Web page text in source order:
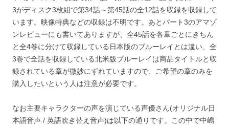
3がディスク3枚組で第34話～第45話の全12話を収録を収録して
います。映像特典などの収録は不明です。あとパート3のアマゾ
ンレビューにも書いてありますが、全45話を各章ごとにきちん
と全4巻に分けて収録している日本版のブルーレイとは違い、全
3巻で全話を収録している北米版ブルーレイは商品タイトルと収
録されている章が微妙にずれていますので、ご希望の章のみを
購入したいという人は注意が必要です。
なお主要キャラクターの声を演じている声優さん(オリジナル日
本語音声 / 英語吹き替え音声)は以下の通りです。この中で中嶋